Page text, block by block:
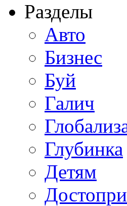
Разделы
Авто
Бизнес
Буй
Галич
Глубинка
Детям